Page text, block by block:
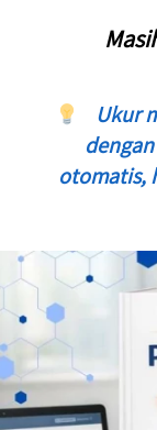
Ukur
otomatis,